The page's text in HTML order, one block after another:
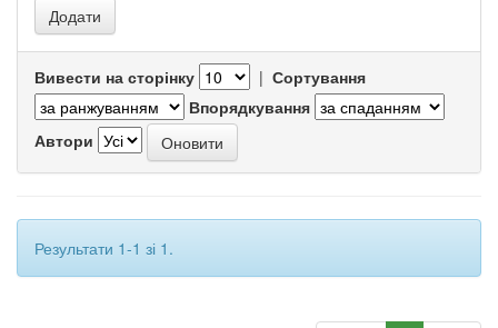
Вивести на сторінку | Сортування
Впорядкування
Автори
Результати 1-1 зі 1.